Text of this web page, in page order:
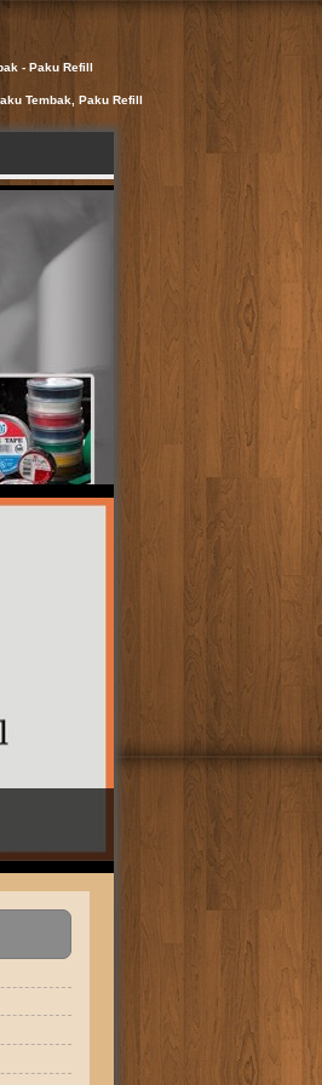
- Paku Refill
Tembak, Paku Refill
- Lem
Liquid Filler